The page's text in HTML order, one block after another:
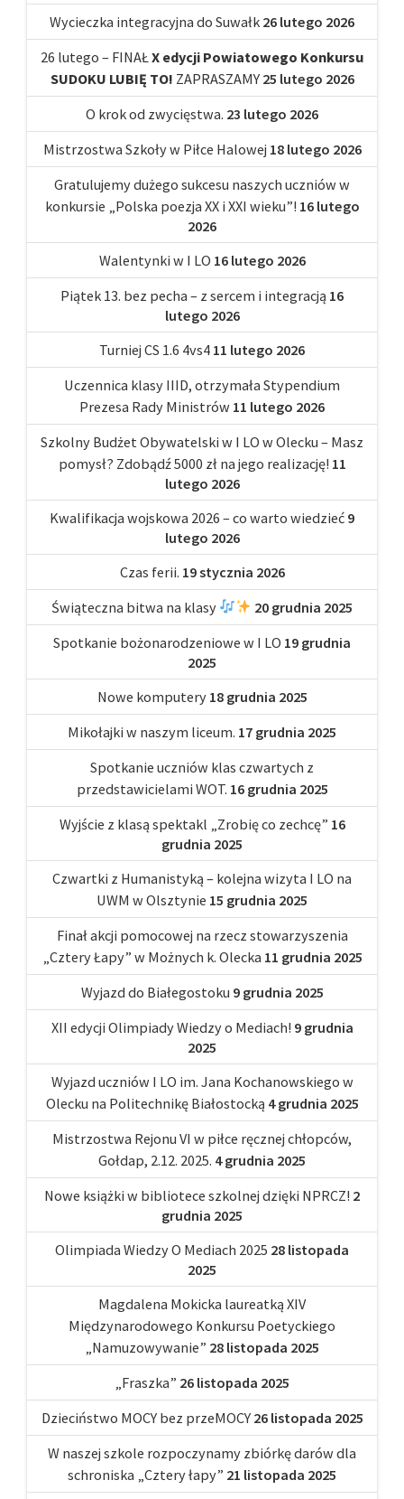
Wycieczka integracyjna do Suwałk 26 lutego 2026
26 lutego – FINAŁ X edycji Powiatowego Konkursu
SUDOKU LUBIĘ TO! ZAPRASZAMY 25 lutego 2026
O krok od zwycięstwa. 23 lutego 2026
Mistrzostwa Szkoły w Piłce Halowej 18 lutego 2026
Gratulujemy dużego sukcesu naszych uczniów w
konkursie „Polska poezja XX i XXI wieku”! 16 lutego
2026
Walentynki w I LO 16 lutego 2026
Piątek 13. bez pecha – z sercem i integracją 16
lutego 2026
Turniej CS 1.6 4vs4 11 lutego 2026
Uczennica klasy IIID, otrzymała Stypendium
Prezesa Rady Ministrów 11 lutego 2026
Szkolny Budżet Obywatelski w I LO w Olecku – Masz
pomysł? Zdobądź 5000 zł na jego realizację! 11
lutego 2026
Kwalifikacja wojskowa 2026 – co warto wiedzieć 9
lutego 2026
Czas ferii. 19 stycznia 2026
Świąteczna bitwa na klasy
20 grudnia 2025
Spotkanie bożonarodzeniowe w I LO 19 grudnia
2025
Nowe komputery 18 grudnia 2025
Mikołajki w naszym liceum. 17 grudnia 2025
Spotkanie uczniów klas czwartych z
przedstawicielami WOT. 16 grudnia 2025
Wyjście z klasą spektakl „Zrobię co zechcę” 16
grudnia 2025
Czwartki z Humanistyką – kolejna wizyta I LO na
UWM w Olsztynie 15 grudnia 2025
Finał akcji pomocowej na rzecz stowarzyszenia
„Cztery Łapy” w Możnych k. Olecka 11 grudnia 2025
Wyjazd do Białegostoku 9 grudnia 2025
XII edycji Olimpiady Wiedzy o Mediach! 9 grudnia
2025
Wyjazd uczniów I LO im. Jana Kochanowskiego w
Olecku na Politechnikę Białostocką 4 grudnia 2025
Mistrzostwa Rejonu VI w piłce ręcznej chłopców,
Gołdap, 2.12. 2025. 4 grudnia 2025
Nowe książki w bibliotece szkolnej dzięki NPRCZ! 2
grudnia 2025
Olimpiada Wiedzy O Mediach 2025 28 listopada
2025
Magdalena Mokicka laureatką XIV
Międzynarodowego Konkursu Poetyckiego
„Namuzowywanie” 28 listopada 2025
„Fraszka” 26 listopada 2025
Dzieciństwo MOCY bez przeMOCY 26 listopada 2025
W naszej szkole rozpoczynamy zbiórkę darów dla
schroniska „Cztery łapy” 21 listopada 2025